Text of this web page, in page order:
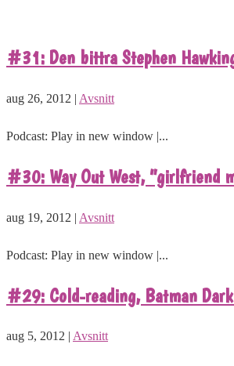
#31: Den bittra Stephen
aug 26, 2012 | Avsnitt
Podcast: Play in new window |...
#30: Way Out West, ”girlfriend
aug 19, 2012 | Avsnitt
Podcast: Play in new window |...
#29: Cold-reading, Batman
aug 5, 2012 | Avsnitt